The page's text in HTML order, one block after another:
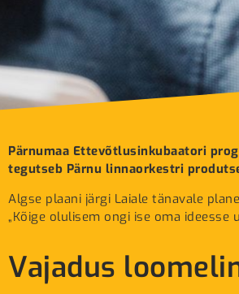
Pärnumaa Ettevõtlusinkubaatori
tegutseb Pärnu linnaorkestri
Algse plaani järgi Laiale tänavale
„Kõige olulisem ongi ise oma ideesse
Vajadus